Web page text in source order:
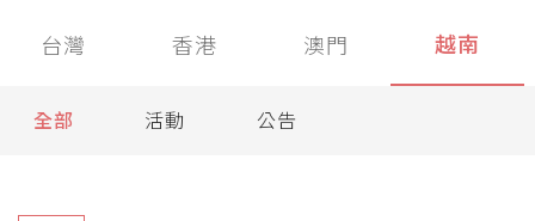
匯率避險專區
金融資訊
台灣 香港 澳門 越南
全部 活動 公告